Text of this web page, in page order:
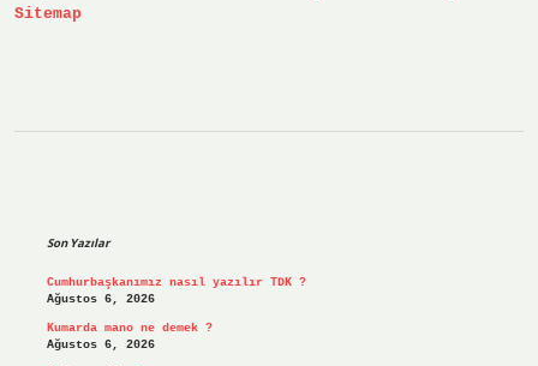
Sitemap
Son Yazılar
Cumhurbaşkanımız nasıl yazılır TDK ?
Ağustos 6, 2026
Kumarda mano ne demek ?
Ağustos 6, 2026